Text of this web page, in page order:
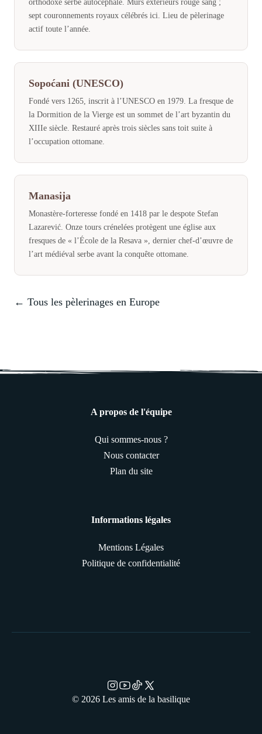
sept couronnements royaux célébrés ici. Lieu de pèlerinage
actif toute l’année.
Sopoćani (UNESCO)
Fondé vers 1265, inscrit à l’UNESCO en 1979. La fresque de
la Dormition de la Vierge est un sommet de l’art byzantin du
XIIIe siècle. Restauré après trois siècles sans toit suite à
l’occupation ottomane.
Manasija
Monastère-forteresse fondé en 1418 par le despote Stefan
Lazarević. Onze tours crénelées protègent une église aux
fresques de « l’École de la Resava », dernier chef-d’œuvre de
l’art médiéval serbe avant la conquête ottomane.
← Tous les pèlerinages en Europe
A propos de l'équipe
Qui sommes-nous ?
Nous contacter
Plan du site
Informations légales
Mentions Légales
Politique de confidentialité
© 2026 Les amis de la basilique